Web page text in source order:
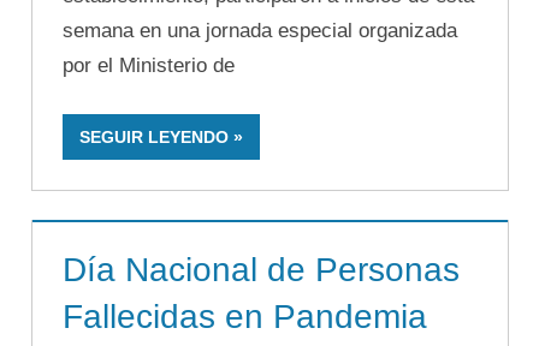
semana en una jornada especial organizada
por el Ministerio de
SEGUIR LEYENDO
Día Nacional de Personas
Fallecidas en Pandemia